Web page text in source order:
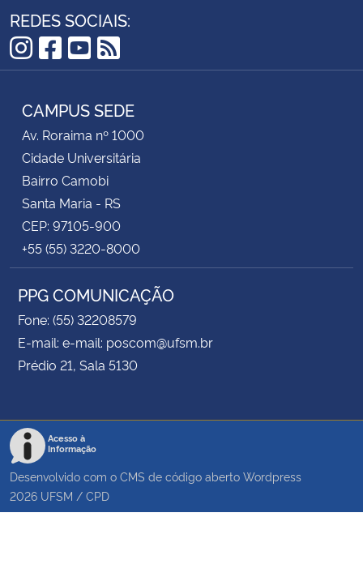
REDES SOCIAIS:
Instagram
Facebook
YouTube
RSS
CAMPUS SEDE
Av. Roraima nº 1000
Cidade Universitária
Bairro Camobi
Santa Maria - RS
CEP: 97105-900
+55 (55) 3220-8000
PPG COMUNICAÇÃO
Fone: (55) 32208579
E-mail: e-mail: poscom@ufsm.br
Prédio 21, Sala 5130
Acesso à
Informação
Desenvolvido com o CMS de código aberto Wordpress
2026 UFSM / CPD